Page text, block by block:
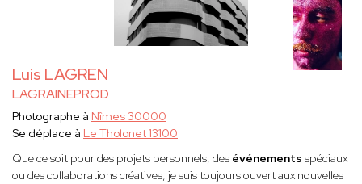
Luis LAGREN
LAGRAINEPROD
Photographe à Nîmes 30000
Se déplace à Le Tholonet 13100
Que ce soit pour des projets personnels, des événements spéciaux
ou des collaborations créatives, je suis toujours ouvert aux nouvelles